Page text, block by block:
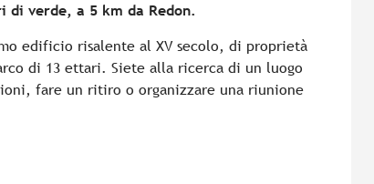
verde, a 5 km da Redon.
edificio risalente al XV secolo, di proprietà
di 13 ettari. Siete alla ricerca di un luogo
fare un ritiro o organizzare una riunione